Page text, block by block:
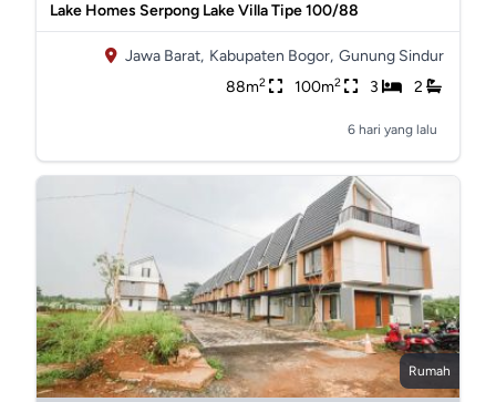
Lake Homes Serpong Lake Villa Tipe 100/88
Jawa Barat, Kabupaten Bogor, Gunung Sindur
88m2 100m2 3 2
6 hari yang lalu
Rumah